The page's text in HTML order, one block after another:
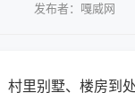
发布者：嘎威网
里别墅、楼房到